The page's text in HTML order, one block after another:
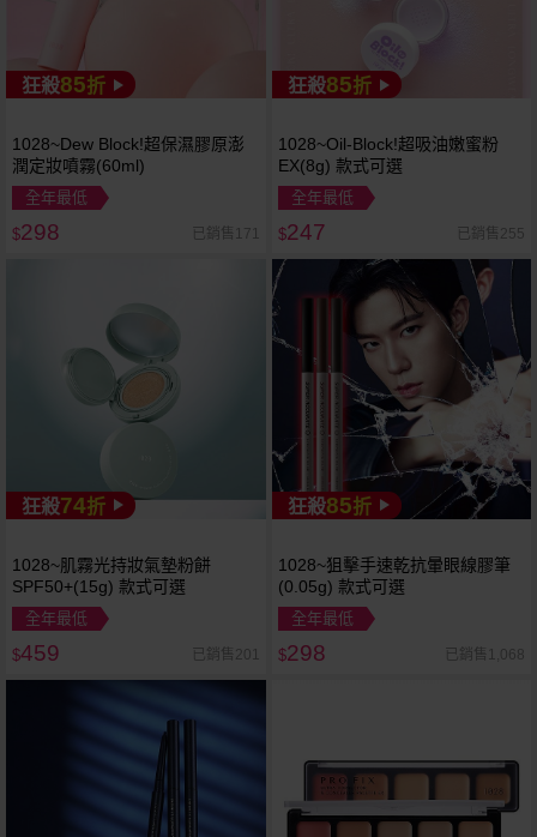
狂殺85折
1028~Dew Block!超保濕膠原澎
潤定妝噴霧(60ml)
全年最低
$298 已銷售171
狂殺85折
1028~Oil-Block!超吸油嫩蜜粉
EX(8g) 款式可選
全年最低
$247 已銷售255
狂殺74折
1028~肌霧光持妝氣墊粉餅
SPF50+(15g) 款式可選
全年最低
$459 已銷售201
狂殺85折
1028~狙擊手速乾抗暈眼線膠筆
(0.05g) 款式可選
全年最低
$298 已銷售1,068